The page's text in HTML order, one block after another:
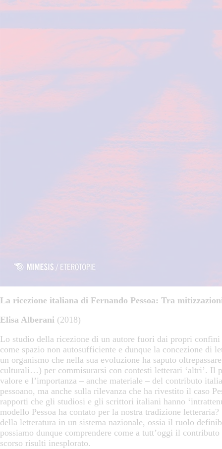
La ricezione italiana di Fernando Pessoa: Tra
Elisa Alberani (2018)
Lo studio della ricezione di un autore fuori dai propri confini
come spazio non autosufficiente e dunque la concezione di
un organismo che nella sua evoluzione ha saputo
culturali…) per commisurarsi con contesti letterari ‘altri’. Il
valore e l’importanza – anche materiale – del contributo
pessoano, ma anche sulla rilevanza che ha rivestito il caso
rapporti che gli studiosi e gli scrittori italiani hanno
modello Pessoa ha contato per la nostra tradizione
della letteratura in un sistema nazionale, ossia il ruolo
possiamo dunque comprendere come a tutt’oggi il
scorso risulti inesplorato.